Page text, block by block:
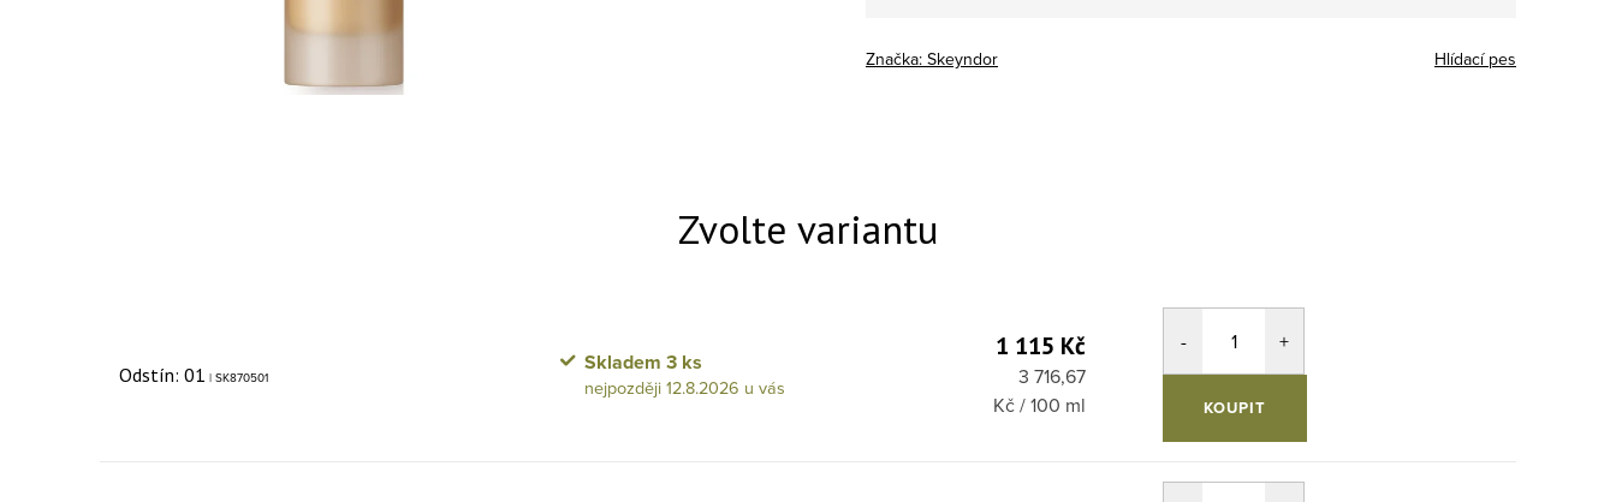
Značka: Skeyndor Hlídací pes
Odstín: 01 | SK870501
Skladem3 ks
12.8.2026
1 115 Kč
Měrná cena:
3 716,67
Kč / 100 ml
KOUPIT